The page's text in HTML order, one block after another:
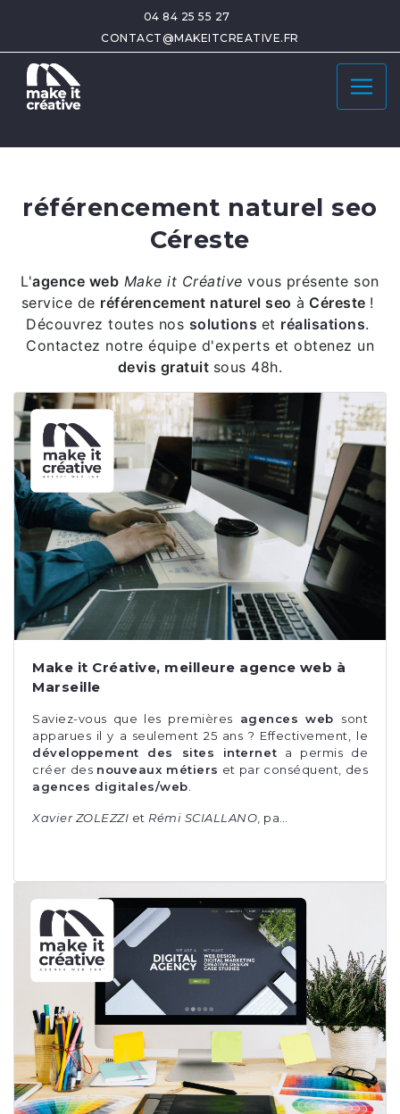
04 84 25 55 27
CONTACT@MAKEITCREATIVE.FR
référencement naturel seo
Céreste
L'agence web Make it Créativevous présente son
service de référencement naturel seo à Céreste !
Découvrez toutes nos solutions et réalisations.
Contactez notre équipe d'experts et obtenez un
devis gratuit sous 48h.
Make it Créative, meilleure agence web à
Marseille
Saviez-vous que les premières agences web sont
apparues il y a seulement 25 ans ? Effectivement, le
développement des sites internet a permis de
créer des nouveaux métiers et par conséquent, des
agences digitales/web
Xavier ZOLEZZI et Rémi SCIALLANO , pa…